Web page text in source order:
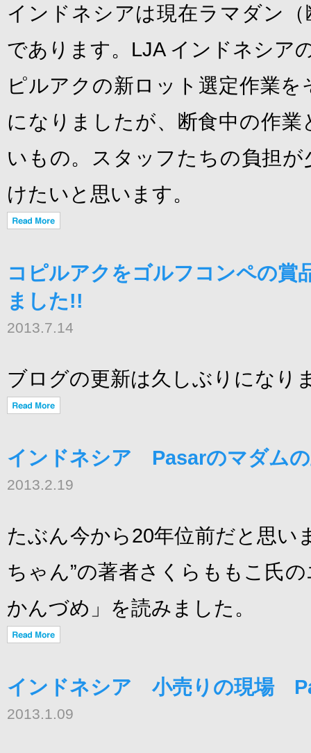
インドネシアは現在ラマダン
であります。LJA インドネシア
ピルアクの新ロット選定作業
になりましたが、断食中の作
いもの。スタッフたちの負担
けたいと思います。
コピルアクをゴルフコンペの賞
ました!!
2013.7.14
ブログの更新は久しぶりになり
インドネシア Pasarのマダム
2013.2.19
たぶん今から20年位前だと思い
ちゃん”の著者さくらももこ氏
かんづめ」を読みました。
インドネシア 小売りの現場
2013.1.09